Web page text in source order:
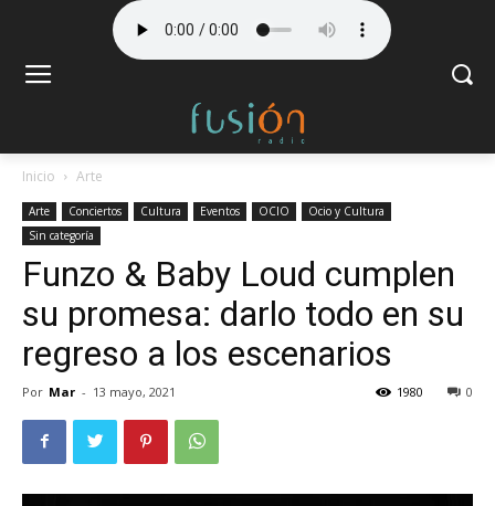
Inicio Arte
Arte Conciertos Cultura Eventos OCIO
Ocio y Cultura
Sin categoría
Funzo & Baby Loud cumplen
su promesa: darlo todo en su
regreso a los escenarios
Por Mar - 13 mayo, 2021 0
1980